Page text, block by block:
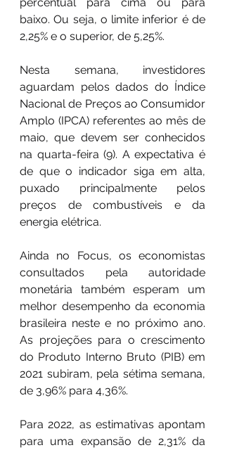
baixo. Ou seja, o limite inferior é de
2,25% e o superior, de 5,25%.
Nesta semana, investidores
aguardam pelos dados do Índice
Nacional de Preços ao Consumidor
Amplo (IPCA) referentes ao mês de
maio, que devem ser conhecidos
na quarta-feira (9). A expectativa é
de que o indicador siga em alta,
puxado principalmente pelos
preços de combustíveis e da
energia elétrica.
Ainda no Focus, os economistas
consultados pela autoridade
monetária também esperam um
melhor desempenho da economia
brasileira neste e no próximo ano.
As projeções para o crescimento
do Produto Interno Bruto (PIB) em
2021 subiram, pela sétima semana,
de 3,96% para 4,36%.
Para 2022, as estimativas apontam
para uma expansão de 2,31% da